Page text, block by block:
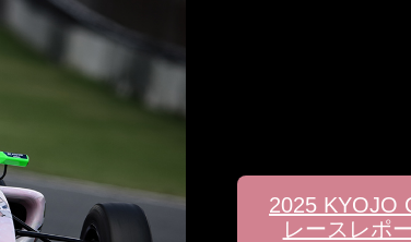
2025 KYOJO
レースレポ